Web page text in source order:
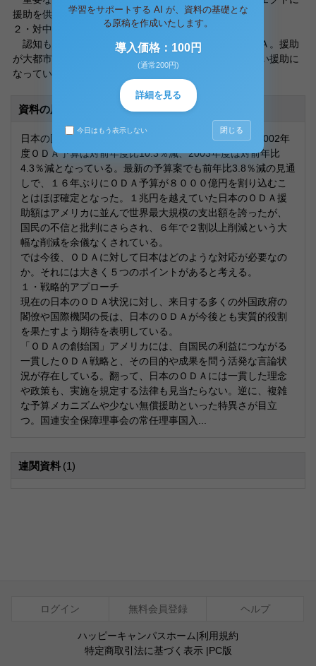
援助を供給することを目指した戦略のアプローチである。
２・対中援助
認知も感謝もされていない、総計三兆円超の対中ＯＤＡ。援助
が大都市のインフラ整備に集中し、貧しい村へは届かない援助に
なっていることは明確である。
資料の原本内容
日本の国内では、厳しい経済・財政状況を反映して、2002年
度ＯＤＡ予算は対前年度比10.3％減、2003年度は対前年比
4.3％減となっている。最新の予算案でも前年比3.8％減の見通
しで、１６年ぶりにＯＤＡ予算が８０００億円を割り込むこ
とはほぼ確定となった。１兆円を越えていた日本のＯＤＡ援
助額はアメリカに並んで世界最大規模の支出額を誇ったが、
国民の不信と批判にさらされ、６年で２割以上削減という大
幅な削減を余儀なくされている。
では今後、ＯＤＡに対して日本はどのような対応が必要なの
か。それには大きく５つのポイントがあると考える。
１・戦略的アプローチ
現在の日本のＯＤＡ状況に対し、来日する多くの外国政府の
閣僚や国際機関の長は、日本のＯＤＡが今後とも実質的役割
を果たすよう期待を表明している。
「ＯＤＡの創始国」アメリカには、自国民の利益につながる
一貫したＯＤＡ戦略と、その目的や成果を問う活発な言論状
況が存在している。翻って、日本のＯＤＡには一貫した理念
や政策も、実施を規定する法律も見当たらない。逆に、複雑
な予算メカニズムや少ない無償援助といった特異さが目立
つ。国連安全保障理事会の常任理事国入...
連関資料 (1)
ログイン 無料会員登録 ヘルプ
ハッピーキャンパスホーム|利用規約
特定商取引法に基づく表示|PC版
学習をサポートする AI が、資料の基礎とな
る原稿を作成いたします。
導入価格：100円
(通常200円)
詳細を見る
今日はもう表示しない 閉じる